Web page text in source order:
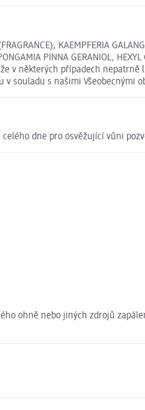
KAEMPFERIA
PINNA GERANIOL,
v některých případech
souladu s našimi Všeobecnými
dne pro osvěžující vůni
ohně nebo jiných zdrojů